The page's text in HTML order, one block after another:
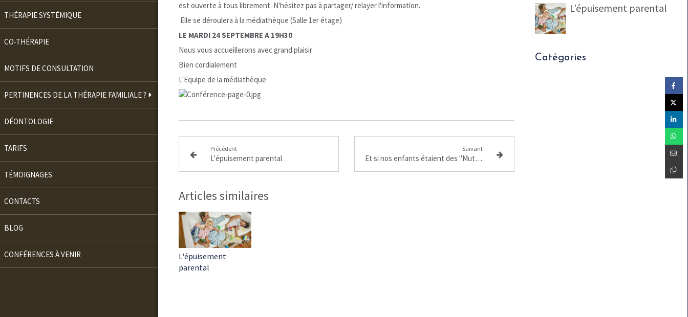
THÉRAPIE SYSTÉMIQUE
CO-THÉRAPIE
MOTIFS DE CONSULTATION
PERTINENCES DE LA THÉRAPIE FAMILIALE ?
DÉONTOLOGIE
TARIFS
TÉMOIGNAGES
CONTACTS
BLOG
CONFÉRENCES À VENIR
est ouverte à tous librement. N'hésitez pas à partager/ relayer l'information.
Elle se déroulera à la médiathèque (Salle 1er étage)
LE MARDI 24 SEPTEMBRE A 19H30
Nous vous accueillerons avec grand plaisir
Bien cordialement
L'Equipe de la médiathèque
Précédent
L'épuisement parental
Suivant
Et si nos enfants étaient des "Mutants"
Articles similaires
L'épuisement
parental
L'épuisement parental
Catégories